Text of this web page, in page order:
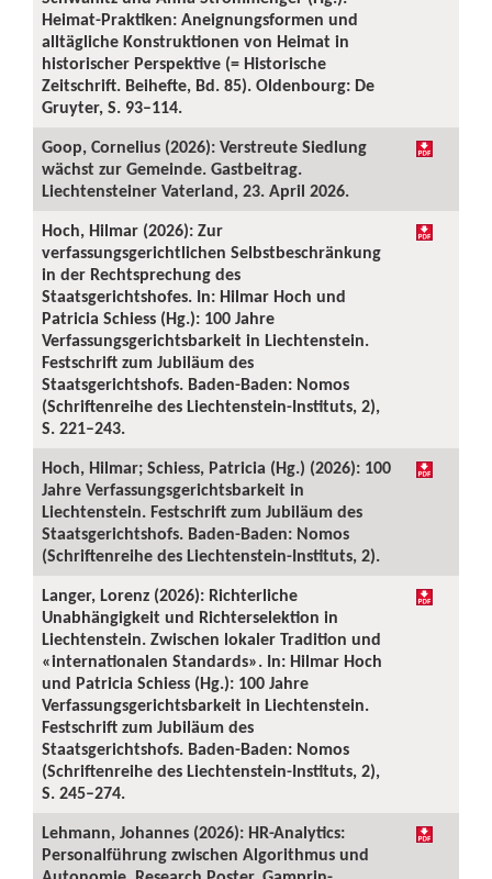
Heimat-Praktiken: Aneignungsformen und
alltägliche Konstruktionen von Heimat in
historischer Perspektive (= Historische
Zeitschrift. Beihefte, Bd. 85). Oldenbourg: De
Gruyter, S. 93–114.
Goop, Cornelius (2026): Verstreute Siedlung
wächst zur Gemeinde. Gastbeitrag.
Liechtensteiner Vaterland, 23. April 2026.
Hoch, Hilmar (2026): Zur
verfassungsgerichtlichen Selbstbeschränkung
in der Rechtsprechung des
Staatsgerichtshofes. In: Hilmar Hoch und
Patricia Schiess (Hg.): 100 Jahre
Verfassungsgerichtsbarkeit in Liechtenstein.
Festschrift zum Jubiläum des
Staatsgerichtshofs. Baden-Baden: Nomos
(Schriftenreihe des Liechtenstein-Instituts, 2),
S. 221–243.
Hoch, Hilmar; Schiess, Patricia (Hg.) (2026): 100
Jahre Verfassungsgerichtsbarkeit in
Liechtenstein. Festschrift zum Jubiläum des
Staatsgerichtshofs. Baden-Baden: Nomos
(Schriftenreihe des Liechtenstein-Instituts, 2).
Langer, Lorenz (2026): Richterliche
Unabhängigkeit und Richterselektion in
Liechtenstein. Zwischen lokaler Tradition und
«internationalen Standards». In: Hilmar Hoch
und Patricia Schiess (Hg.): 100 Jahre
Verfassungsgerichtsbarkeit in Liechtenstein.
Festschrift zum Jubiläum des
Staatsgerichtshofs. Baden-Baden: Nomos
(Schriftenreihe des Liechtenstein-Instituts, 2),
S. 245–274.
Lehmann, Johannes (2026): HR-Analytics:
Personalführung zwischen Algorithmus und